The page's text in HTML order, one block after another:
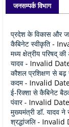
जनसम्पर्क विभाग
प्रदेश के विकास और
कैबिनेट स्वीकृति -
मध्य क्षेत्रीय परिषद्
यादव - Invalid
कौशल प्रशिक्षण से बढ़
कदम- Invalid
ई-रिक्शा से कैबिनेट
पंवार- Invalid Date
मुख्यमंत्री डॉ. यादव ने
श्रद्धांजलि- Invalid